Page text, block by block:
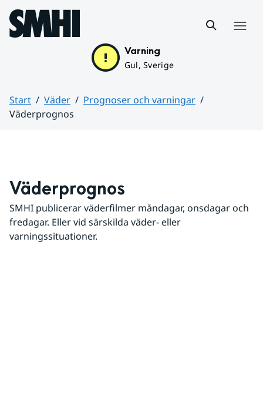
Hoppa till sidans innehåll
Varning
Gul, Sverige
Start Väder
Prognoser och varningar
Väderprognos
Väderprognos
SMHI publicerar väderfilmer måndagar, onsdagar och
fredagar. Eller vid särskilda väder- eller
varningssituationer.